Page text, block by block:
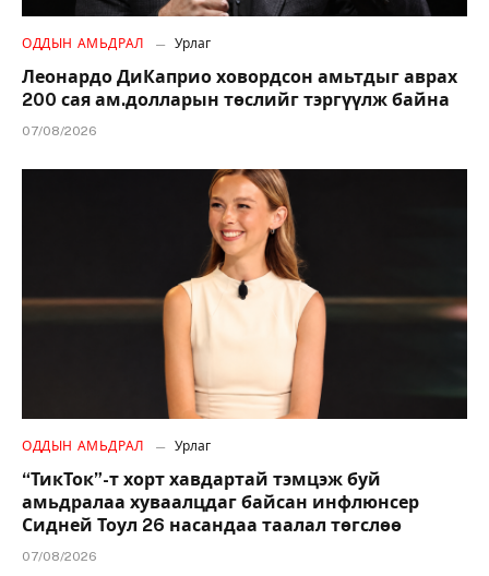
ОДДЫН АМЬДРАЛ Урлаг
Леонардо ДиКаприо ховордсон амьтдыг аврах
200 сая ам.долларын төслийг тэргүүлж байна
07/08/2026
ОДДЫН АМЬДРАЛ Урлаг
“ТикТок”-т хорт хавдартай тэмцэж буй
амьдралаа хуваалцдаг байсан инфлюнсер
Сидней Тоул 26 насандаа таалал төгслөө
07/08/2026